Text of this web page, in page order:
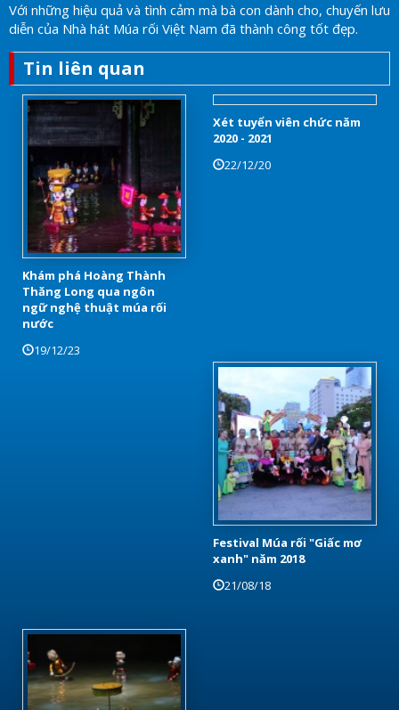
Với những hiệu quả và tình cảm mà bà con dành cho, chuyến lưu
diễn của Nhà hát Múa rối Việt Nam đã thành công tốt đẹp.
Tin liên quan
Khám phá Hoàng Thành
Thăng Long qua ngôn
ngữ nghệ thuật múa rối
nước
19/12/23
Xét tuyển viên chức năm
2020 - 2021
22/12/20
Festival Múa rối "Giấc mơ
xanh" năm 2018
21/08/18